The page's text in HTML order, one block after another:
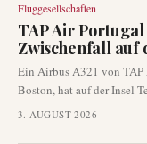
Fluggesellschaften
TAP Air Portugal
Zwischenfall auf
Ein Airbus A321 von TAP
Boston, hat auf der Insel
Flughafen Lajes
3. AUGUST 2026